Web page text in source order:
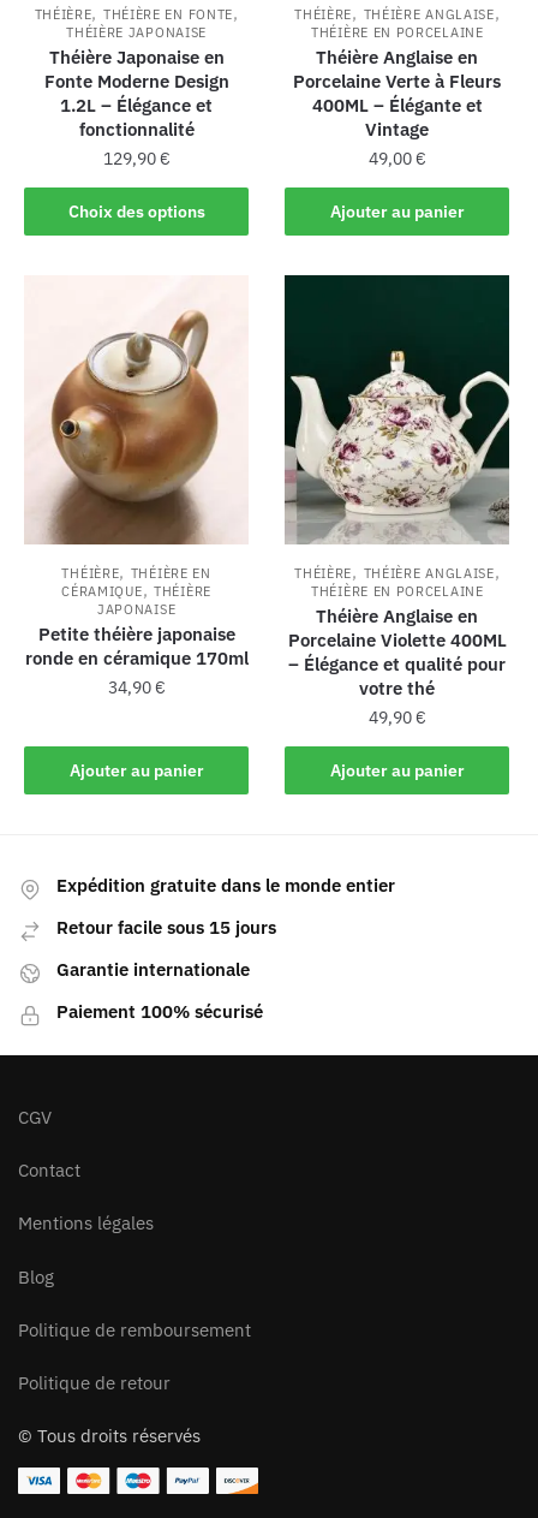
THÉIÈRE, THÉIÈRE EN FONTE,
THÉIÈRE JAPONAISE
Théière Japonaise en
Fonte Moderne Design
1.2L – Élégance et
fonctionnalité
129,90€
Choix des options
THÉIÈRE, THÉIÈRE ANGLAISE,
THÉIÈRE EN PORCELAINE
Théière Anglaise en
Porcelaine Verte à Fleurs
400ML – Élégante et
Vintage
49,00€
Ajouter au panier
THÉIÈRE, THÉIÈRE EN
CÉRAMIQUE,THÉIÈRE
JAPONAISE
Petite théière japonaise
ronde en céramique 170ml
34,90€
Ajouter au panier
THÉIÈRE, THÉIÈRE ANGLAISE,
THÉIÈRE EN PORCELAINE
Théière Anglaise en
Porcelaine Violette 400ML
– Élégance et qualité pour
votre thé
49,90€
Ajouter au panier
Expédition gratuite dans le monde entier
Retour facile sous 15 jours
Garantie internationale
Paiement 100% sécurisé
CGV
Contact
Mentions légales
Blog
Politique de remboursement
Politique de retour
© Tous droits réservés